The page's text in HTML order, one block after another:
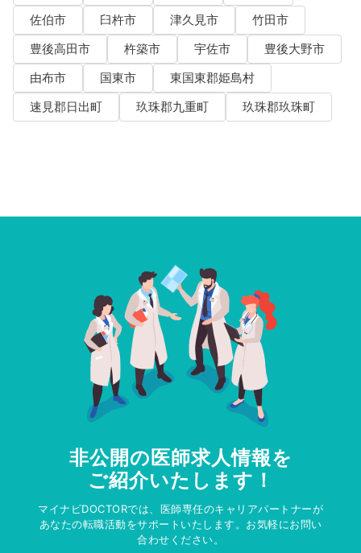
佐伯市
臼杵市 津久見市
竹田市
豊後高田市
杵築市 宇佐市
豊後大野市
由布市
国東市
東国東郡姫島村
速見郡日出町
玖珠郡九重町 玖珠郡玖珠町
非公開の医師求人情報を
ご紹介いたします！
マイナビDOCTORでは、医師専任のキャリアパートナーが
あなたの転職活動をサポートいたします。お気軽にお問い
合わせください。